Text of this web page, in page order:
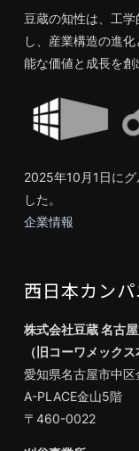
豆蔵の知性は、工
し、産業構造の進
能な価値と成長を創
2025年10月1日に
した。
企業情報
西日本カンパ
株式会社豆蔵 名古
（旧コーワメックス
愛知県名古屋市中
A-PLACE金山5階
〒460-0022